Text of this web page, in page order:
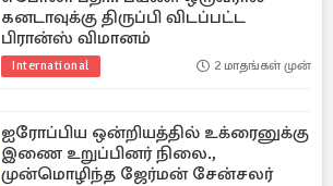
கனடாவுக்கு திருப்பி விடப்பட்ட
பிரான்ஸ் விமானம்
International 2 மாதங்கள் முன்
ஐரோப்பிய ஒன்றியத்தில் உக்ரைனுக்கு
இணை உறுப்பினர் நிலை.,
முன்மொழிந்த ஜேர்மன் சேன்சலர்